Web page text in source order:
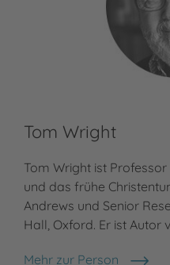
Tom Wright
Tom Wright ist
und das frühe
Andrews und Senior
Hall, Oxford. Er ist Autor
Mehr zur Person